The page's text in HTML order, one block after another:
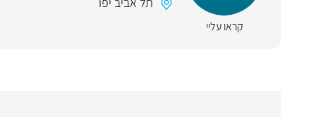
קראו עליי